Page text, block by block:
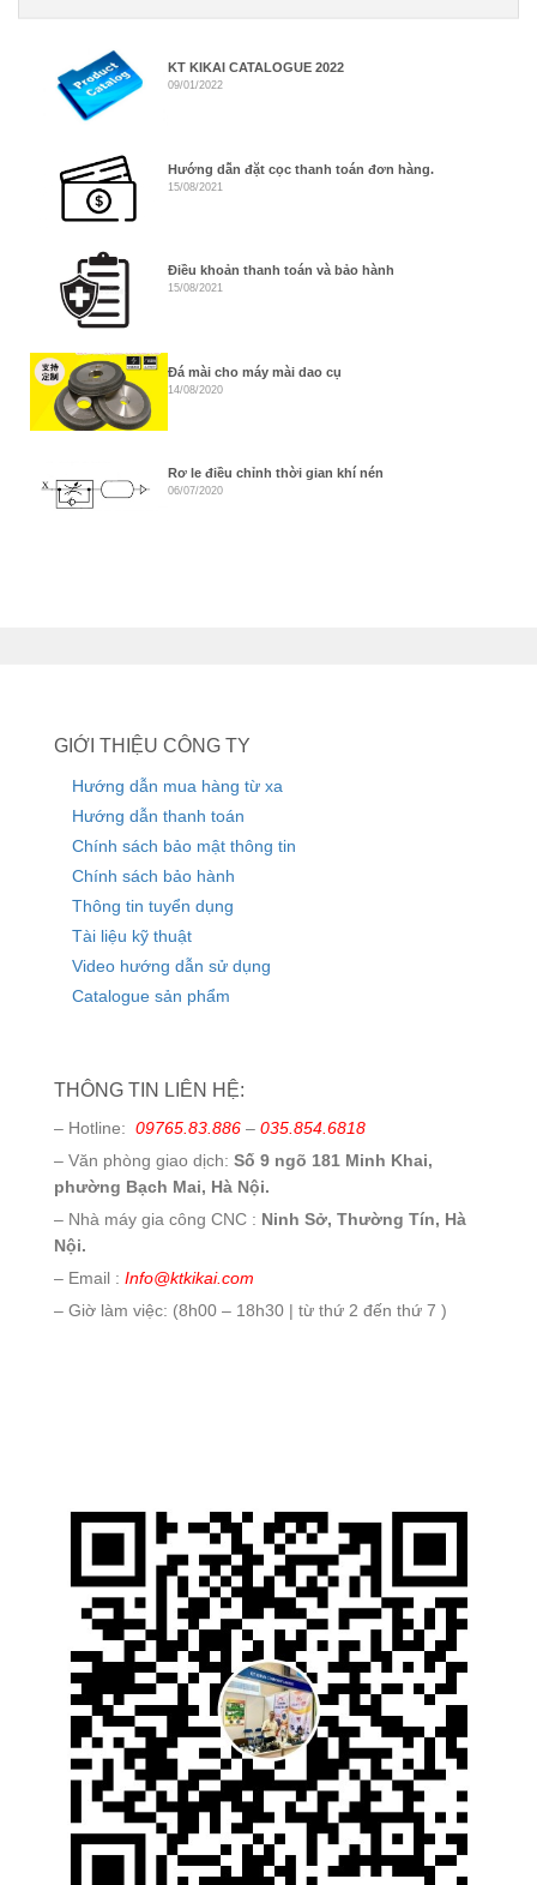
KT KIKAI CATALOGUE 2022
09/01/2022
Hướng dẫn đặt cọc thanh toán đơn hàng.
15/08/2021
Điều khoản thanh toán và bảo hành
15/08/2021
Đá mài cho máy mài dao cụ
14/08/2020
Rơ le điều chỉnh thời gian khí nén
06/07/2020
GIỚI THIỆU CÔNG TY
Hướng dẫn mua hàng từ xa
Hướng dẫn thanh toán
Chính sách bảo mật thông tin
Chính sách bảo hành
Thông tin tuyển dụng
Tài liệu kỹ thuật
Video hướng dẫn sử dụng
Catalogue sản phẩm
THÔNG TIN LIÊN HỆ:
– Hotline: 09765.83.886 – 035.854.6818
– Văn phòng giao dịch: Số 9 ngõ 181 Minh Khai,
phường Bạch Mai, Hà Nội.
– Nhà máy gia công CNC : Ninh Sở, Thường Tín, Hà
Nội.
– Email : Info@ktkikai.com
– Giờ làm việc: (8h00 – 18h30 | từ thứ 2 đến thứ 7 )